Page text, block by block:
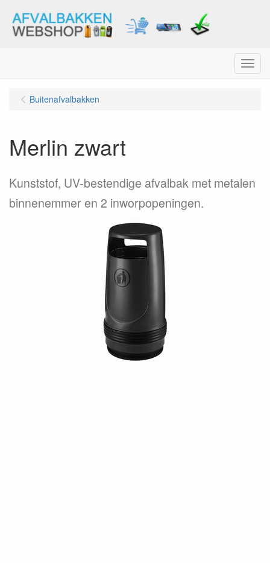
Menu
Buitenafvalbakken
Merlin zwart
Kunststof, UV-bestendige afvalbak met metalen
binnenemmer en 2 inworpopeningen.